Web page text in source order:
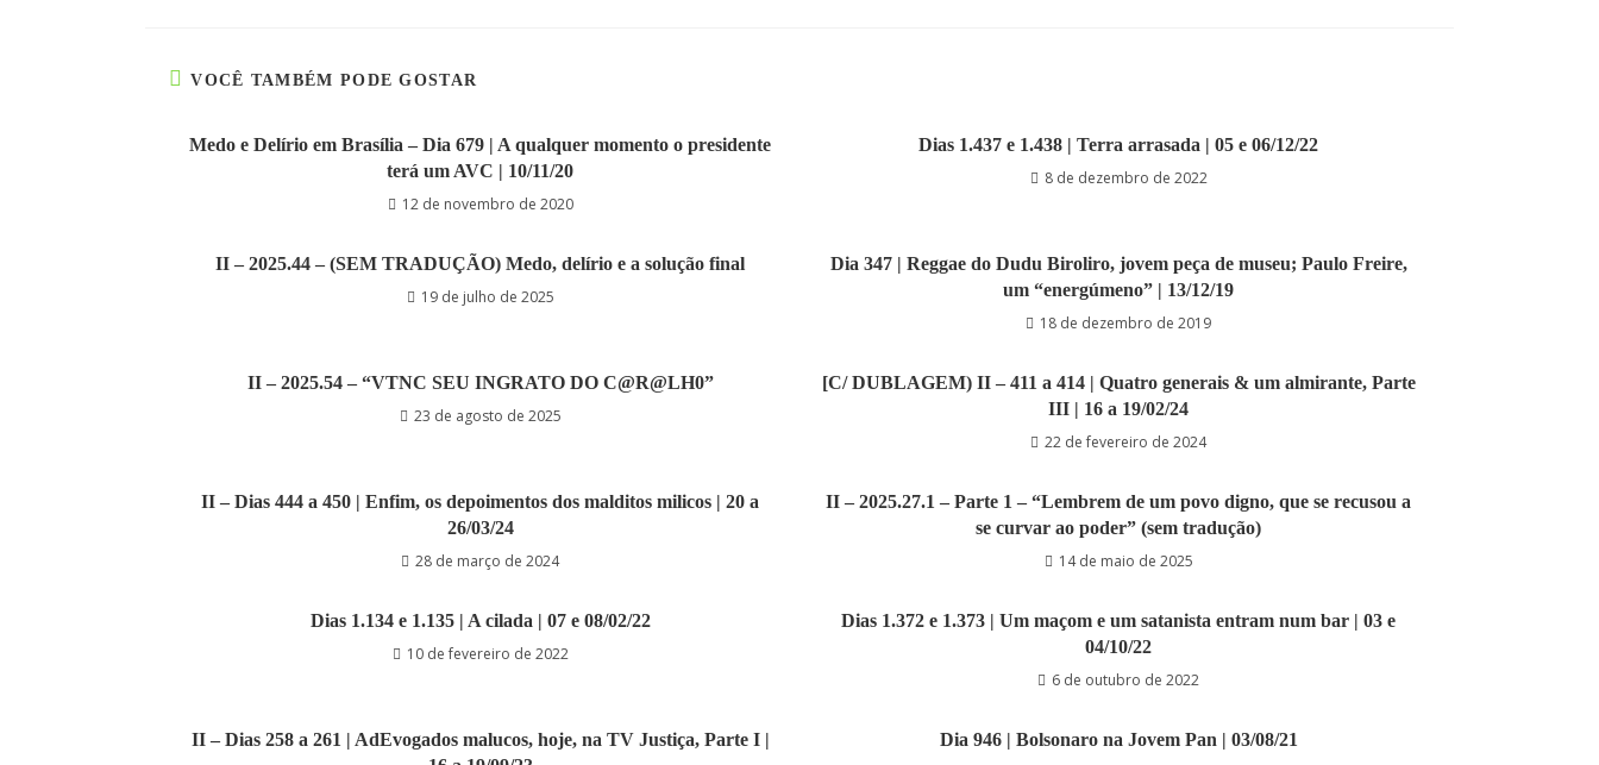
VOCÊ TAMBÉM PODE GOSTAR
Medo e Delírio em Brasília – Dia 679 | A qualquer momento o presidente
terá um AVC | 10/11/20
12 de novembro de 2020
Dias 1.437 e 1.438 | Terra arrasada | 05 e 06/12/22
8 de dezembro de 2022
II – 2025.44 – (SEM TRADUÇÃO) Medo, delírio e a solução final
19 de julho de 2025
Dia 347 | Reggae do Dudu Biroliro, jovem peça de museu; Paulo Freire,
um “energúmeno” | 13/12/19
18 de dezembro de 2019
II – 2025.54 – “VTNC SEU INGRATO DO C@R@LH0”
23 de agosto de 2025
[C/ DUBLAGEM) II – 411 a 414 | Quatro generais & um almirante, Parte
III | 16 a 19/02/24
22 de fevereiro de 2024
II – Dias 444 a 450 | Enfim, os depoimentos dos malditos milicos | 20 a
26/03/24
28 de março de 2024
II – 2025.27.1 – Parte 1 – “Lembrem de um povo digno, que se recusou a
se curvar ao poder” (sem tradução)
14 de maio de 2025
Dias 1.134 e 1.135 | A cilada | 07 e 08/02/22
10 de fevereiro de 2022
Dias 1.372 e 1.373 | Um maçom e um satanista entram num bar | 03 e
04/10/22
6 de outubro de 2022
II – Dias 258 a 261 | AdEvogados malucos, hoje, na TV Justiça, Parte I |
Dia 946 | Bolsonaro na Jovem Pan | 03/08/21